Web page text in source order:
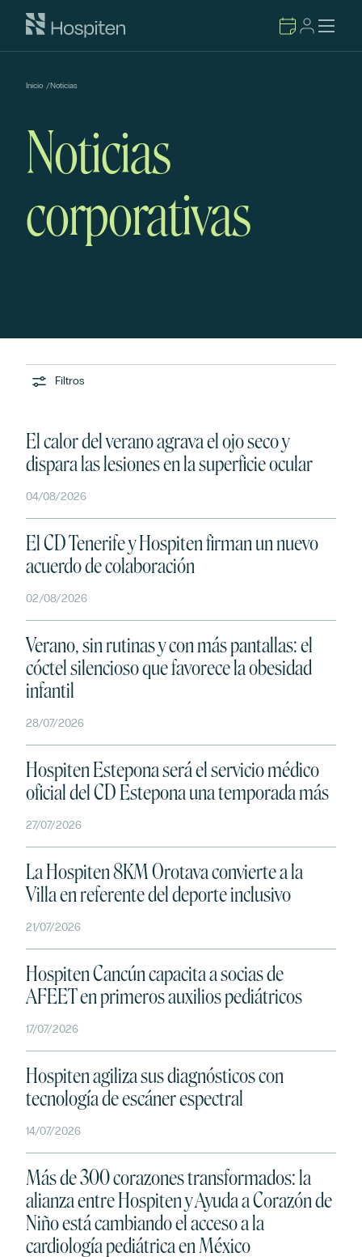
Inicio /Noticias
Noticias
corporativas
Filtros
El calor del verano agrava el ojo seco y
dispara las lesiones en la superficie ocular
04/08/2026
El CD Tenerife y Hospiten firman un nuevo
acuerdo de colaboración
02/08/2026
Verano, sin rutinas y con más pantallas: el
cóctel silencioso que favorece la obesidad
infantil
28/07/2026
Hospiten Estepona será el servicio médico
oficial del CD Estepona una temporada más
27/07/2026
La Hospiten 8KM Orotava convierte a la
Villa en referente del deporte inclusivo
21/07/2026
Hospiten Cancún capacita a socias de
AFEET en primeros auxilios pediátricos
17/07/2026
Hospiten agiliza sus diagnósticos con
tecnología de escáner espectral
14/07/2026
Más de 300 corazones transformados: la
alianza entre Hospiten y Ayuda a Corazón de
Niño está cambiando el acceso a la
cardiología pediátrica en México